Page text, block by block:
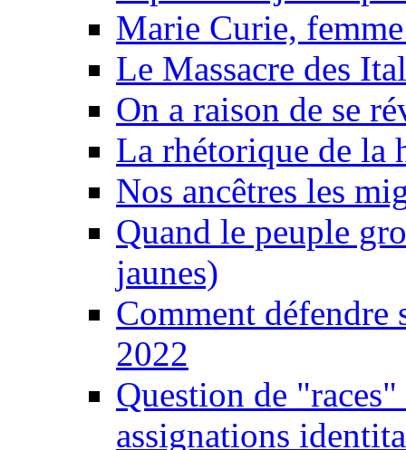
Marie Curie,
Le Massacre des
On a raison de se
La rhétorique de la
Nos ancêtres les
Quand le peuple
jaunes)
Comment défendre
2022
Question de
assignations